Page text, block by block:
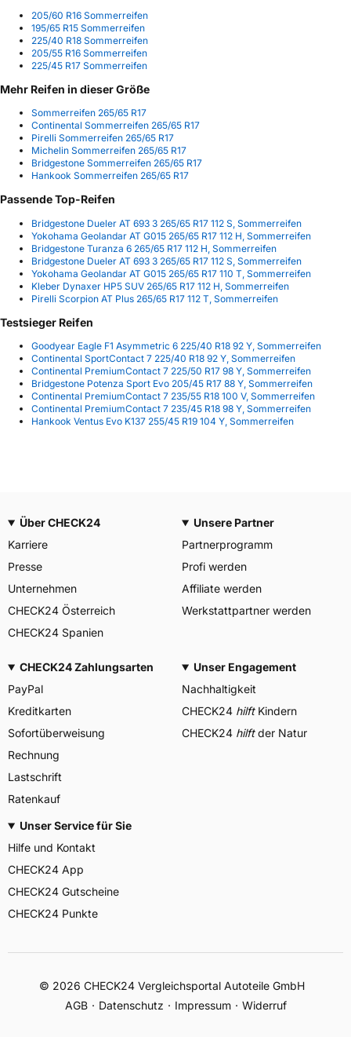
205/60 R16 Sommerreifen
195/65 R15 Sommerreifen
225/40 R18 Sommerreifen
205/55 R16 Sommerreifen
225/45 R17 Sommerreifen
Mehr Reifen in dieser Größe
Sommerreifen 265/65 R17
Continental Sommerreifen 265/65 R17
Pirelli Sommerreifen 265/65 R17
Michelin Sommerreifen 265/65 R17
Bridgestone Sommerreifen 265/65 R17
Hankook Sommerreifen 265/65 R17
Passende Top-Reifen
Bridgestone Dueler AT 693 3 265/65 R17 112 S, Sommerreifen
Yokohama Geolandar AT G015 265/65 R17 112 H, Sommerreifen
Bridgestone Turanza 6 265/65 R17 112 H, Sommerreifen
Bridgestone Dueler AT 693 3 265/65 R17 112 S, Sommerreifen
Yokohama Geolandar AT G015 265/65 R17 110 T, Sommerreifen
Kleber Dynaxer HP5 SUV 265/65 R17 112 H, Sommerreifen
Pirelli Scorpion AT Plus 265/65 R17 112 T, Sommerreifen
Testsieger Reifen
Goodyear Eagle F1 Asymmetric 6 225/40 R18 92 Y, Sommerreifen
Continental SportContact 7 225/40 R18 92 Y, Sommerreifen
Continental PremiumContact 7 225/50 R17 98 Y, Sommerreifen
Bridgestone Potenza Sport Evo 205/45 R17 88 Y, Sommerreifen
Continental PremiumContact 7 235/55 R18 100 V, Sommerreifen
Continental PremiumContact 7 235/45 R18 98 Y, Sommerreifen
Hankook Ventus Evo K137 255/45 R19 104 Y, Sommerreifen
Über CHECK24
Karriere
Presse
Unternehmen
CHECK24 Österreich
CHECK24 Spanien
Unsere Partner
Partnerprogramm
Profi werden
Affiliate werden
Werkstattpartner werden
CHECK24 Zahlungsarten
PayPal
Kreditkarten
Sofortüberweisung
Rechnung
Lastschrift
Ratenkauf
Unser Engagement
Nachhaltigkeit
CHECK24 hilftKindern
CHECK24 hilftder Natur
Unser Service für Sie
Hilfe und Kontakt
CHECK24 App
CHECK24 Gutscheine
CHECK24 Punkte
© 2026 CHECK24 Vergleichsportal Autoteile GmbH
AGB
Datenschutz Impressum Widerruf